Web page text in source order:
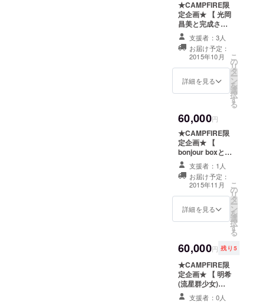
ンのbonjour
box+セレクト商
品) ・サイン&
メッセージ付き
ポラロイド ・明
希があなたのお
名前を呼んでく
ゼント
★CAMPFIRE限
定企画★ 【 光岡
昌美と完成させ
るbonjour box &
HPにお名前掲
載！ 】 ・お礼の
メッセージ ・
bonjour box
(8000円リター
の”Special
Thanks”にパト
ロン様のお名前
を掲載 ※場所は
都内某所となり
ます。ご自身の
交通費や宿泊費
は別途ご負担く
ださい。一時間
程度お時間いた
だける方となり
ます。一緒に選
みとなります。
(上限はこちらで
設定させていた
だきますのであ
らかじめご了承
ください)また、
店舗を指定させ
支援者：3人
お届け予定：
2015年10月
詳細を見る
こ
の
リ
タ
ー
ン
を
選
択
す
る
60,000円
★CAMPFIRE限
定企画★ 【
bonjour boxと花
束を直接ご自宅
までお届けしに
行きます！！】
・お礼のメッ
セージ ・8000円
リターンの
さい。また、
boxと花束をお
届けするのみと
なります。
支援者：1人
お届け予定：
2015年11月
詳細を見る
こ
の
リ
タ
ー
ン
を
選
択
す
る
60,000円 残り5
★CAMPFIRE限
定企画★ 【 明希
(流星群少女)と
完成させる
支援者：0人